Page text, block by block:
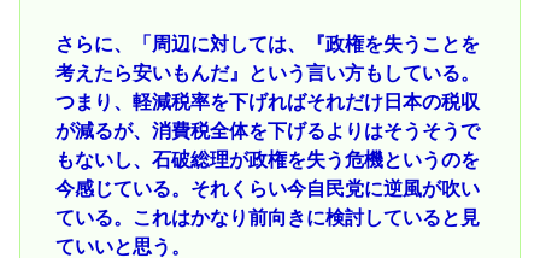
さらに、「周辺に対しては、『政権を失うことを
考えたら安いもんだ』という言い方もしている。
つまり、軽減税率を下げればそれだけ日本の税収
が減るが、消費税全体を下げるよりはそうそうで
もないし、石破総理が政権を失う危機というのを
今感じている。それくらい今自民党に逆風が吹い
ている。これはかなり前向きに検討していると見
ていいと思う。